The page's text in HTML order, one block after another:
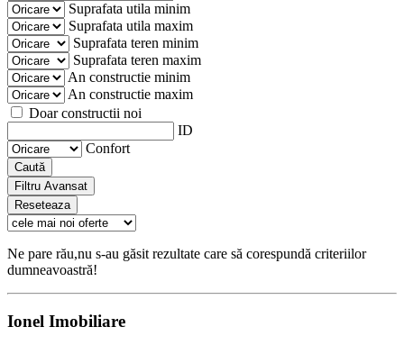
Suprafata utila minim
Suprafata utila maxim
Suprafata teren minim
Suprafata teren maxim
An constructie minim
An constructie maxim
Doar constructii noi
ID
Confort
Caută
Filtru Avansat
Reseteaza
Ne pare rău,nu s-au găsit rezultate care să corespundă criteriilor
dumneavoastră!
Ionel Imobiliare